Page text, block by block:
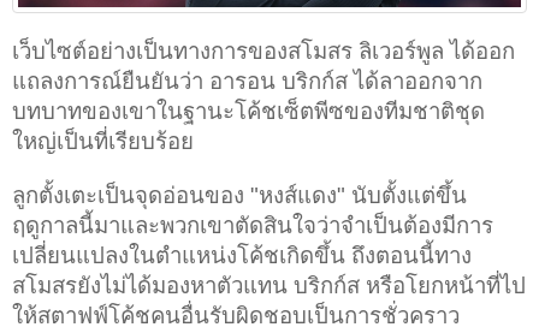
เว็บไซต์อย่างเป็นทางการของสโมสร ลิเวอร์พูล ได้ออก
แถลงการณ์ยืนยันว่า อารอน บริกก์ส ได้ลาออกจาก
บทบาทของเขาในฐานะโค้ชเซ็ตพีซของทีมชาติชุด
ใหญ่เป็นที่เรียบร้อย
ลูกตั้งเตะเป็นจุดอ่อนของ "หงส์แดง" นับตั้งแต่ขึ้น
ฤดูกาลนี้มาและพวกเขาตัดสินใจว่าจำเป็นต้องมีการ
เปลี่ยนแปลงในตำแหน่งโค้ชเกิดขึ้น ถึงตอนนี้ทาง
สโมสรยังไม่ได้มองหาตัวแทน บริกก์ส หรือโยกหน้าที่ไป
ให้สตาฟฟ์โค้ชคนอื่นรับผิดชอบเป็นการชั่วคราว